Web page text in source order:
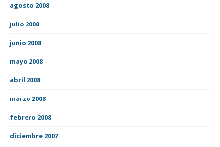
agosto 2008
julio 2008
junio 2008
mayo 2008
abril 2008
marzo 2008
febrero 2008
diciembre 2007